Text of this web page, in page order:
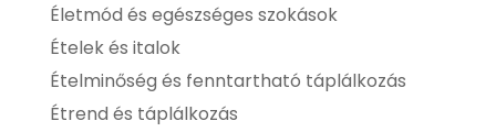
Életmód és egészséges szokások
Ételek és italok
Ételminőség és fenntartható táplálkozás
Étrend és táplálkozás